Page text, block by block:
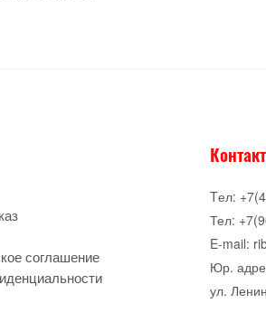
соглашение
Tел:
Тел:
E-mail:
Юр.
ул.